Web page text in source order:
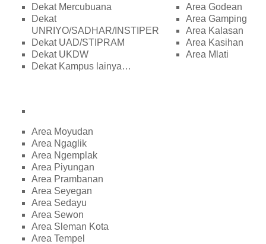
Dekat Mercubuana
Dekat
UNRIYO/SADHAR/INSTIPER
Dekat UAD/STIPRAM
Dekat UKDW
Dekat Kampus lainya…
Area Godean
Area Gamping
Area Kalasan
Area Kasihan
Area Mlati
Area Moyudan
Area Ngaglik
Area Ngemplak
Area Piyungan
Area Prambanan
Area Seyegan
Area Sedayu
Area Sewon
Area Sleman Kota
Area Tempel